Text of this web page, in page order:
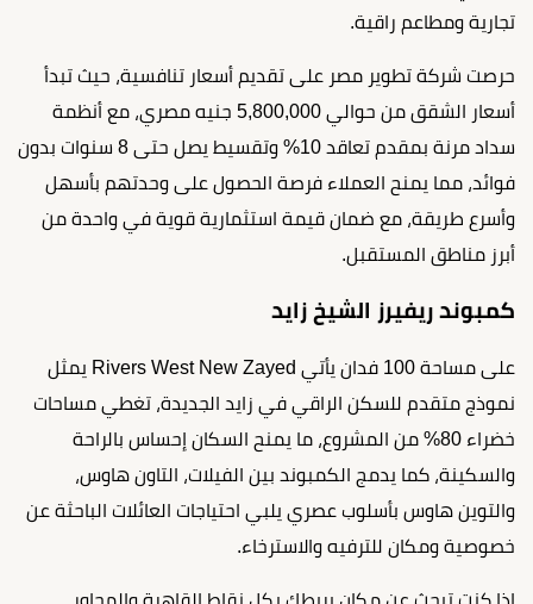
تجارية ومطاعم راقية.
حرصت شركة تطوير مصر على تقديم أسعار تنافسية، حيث تبدأ
أسعار الشقق من حوالي 5,800,000 جنيه مصري، مع أنظمة
سداد مرنة بمقدم تعاقد 10% وتقسيط يصل حتى 8 سنوات بدون
فوائد، مما يمنح العملاء فرصة الحصول على وحدتهم بأسهل
وأسرع طريقة، مع ضمان قيمة استثمارية قوية في واحدة من
أبرز مناطق المستقبل.
كمبوند ريفيرز الشيخ زايد
على مساحة 100 فدان يأتي Rivers West New Zayed يمثل
نموذج متقدم للسكن الراقي في زايد الجديدة، تغطي مساحات
خضراء 80% من المشروع، ما يمنح السكان إحساس بالراحة
والسكينة، كما يدمج الكمبوند بين الفيلات، التاون هاوس،
والتوين هاوس بأسلوب عصري يلبي احتياجات العائلات الباحثة عن
خصوصية ومكان للترفيه والاسترخاء.
إذا كنت تبحث عن مكان يربطك بكل نقاط القاهرة والمحاور